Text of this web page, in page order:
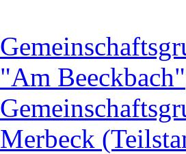
"Am Beeckbach"
Merbeck